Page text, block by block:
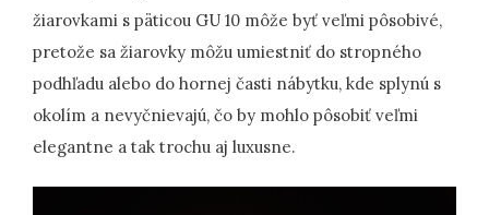
žiarovkami s päticou GU 10 môže byť veľmi pôsobivé,
pretože sa žiarovky môžu umiestniť do stropného
podhľadu alebo do hornej časti nábytku, kde splynú s
okolím a nevyčnievajú, čo by mohlo pôsobiť veľmi
elegantne a tak trochu aj luxusne.